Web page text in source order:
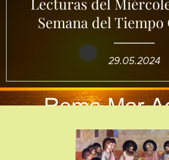
Semana del
29.05.2024